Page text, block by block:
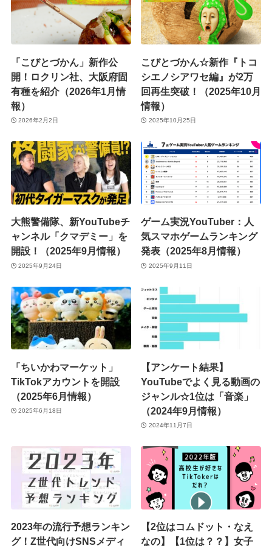
「こびとづかん」新作公
開！ロクリン社、大阪府固
有種を紹介（2026年1月情
報）
2026年2月2日
こびとづかん☆新作『トコ
シエノシアワセ編』が2万
回再生突破！（2025年10月
情報）
2025年10月25日
大熊警備隊、新YouTubeチ
ャンネル「クマデミー」を
開設！（2025年9月情報）
2025年9月24日
ゲーム実況YouTuber：人
気スマホゲームランキング
発表（2025年8月情報）
2025年9月11日
「ちいかわマーケット」
TikTokアカウントを開設
（2025年6月情報）
2025年6月18日
【アンケート結果】
YouTubeでよく見る動画の
ジャンル☆1位は「音楽」
（2024年9月情報）
2024年11月7日
2023年の流行予想ランキン
グ！Z世代向けSNSメディ
【2位はコムドット・なえ
なの】【1位は？？】女子